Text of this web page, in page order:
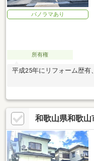
パノラマあり
所有権
平成25年にリフォーム歴有
和歌山県和歌山